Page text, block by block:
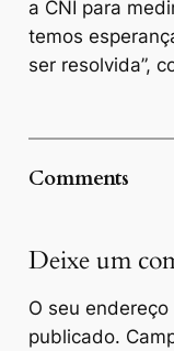
a CNI para
temos
ser resolvida”,
Comments
Deixe um
O seu
publicado.